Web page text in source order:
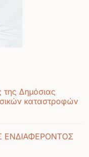
Δημόσιας
καταστροφών